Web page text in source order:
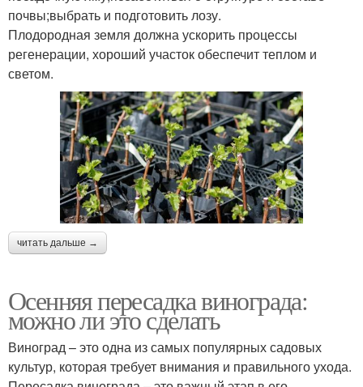
почвы;выбрать и подготовить лозу.
Плодородная земля должна ускорить процессы
регенерации, хороший участок обеспечит теплом и
светом.
читать дальше →
Осенняя пересадка винограда:
можно ли это сделать
Виноград – это одна из самых популярных садовых
культур, которая требует внимания и правильного ухода.